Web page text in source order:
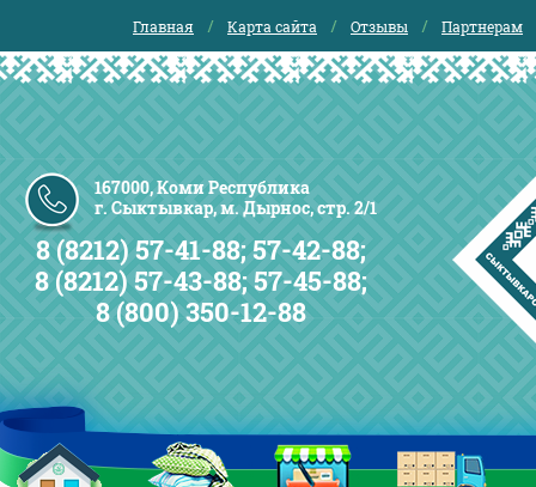
Главная Карта сайта Отзывы Партнерам
167000, Коми Республика
г. Сыктывкар, м. Дырнос, стр. 2/1
8 (8212) 57-41-88; 57-42-88;
8 (8212) 57-43-88; 57-45-88;
8 (800) 350-12-88